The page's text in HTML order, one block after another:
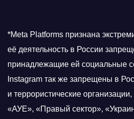
*Meta Platforms признана
её деятельность в России
принадлежащие ей социальные
Instagram так же запрещены в
и террористические
«АУЕ», «Правый сектор»,